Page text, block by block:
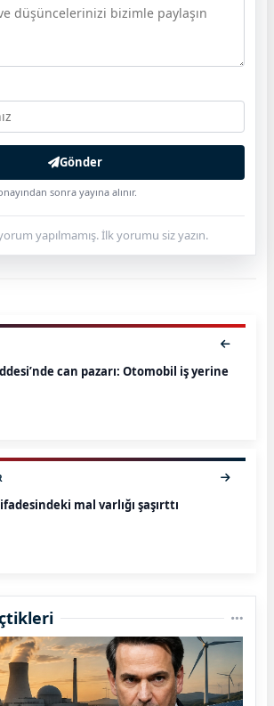
Gönder
sonra yayına alınır.
yapılmamış. İlk yorumu siz yazın.
can pazarı: Otomobil iş yerine
mal varlığı şaşırttı